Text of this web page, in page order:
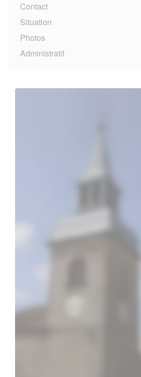
Contact
Situation
Photos
Administratif